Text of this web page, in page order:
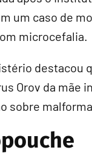
um caso de
microcefalia.
destacou
Orov da mãe
sobre